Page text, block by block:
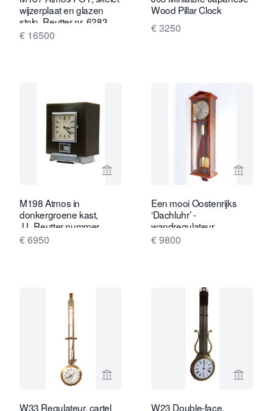
wijzerplaat en glazen
stolp, Reutter nr. 6283,
Frankrijk ca.1930.
€ 16500
Wood Pillar Clock
€ 3250
Bekijk verkoperspagina van Van Brug
M198 Atmos in
donkergroene kast,
J.L.Reutter nummer
5013
€ 6950
Bekijk
Een mooi Oostenrijks
‘Dachluhr’ -
wandregulateur,
mahoniehout gefineerd,
€ 9800
Bekijk verkoperspagina van Van Brug
W33 Regulateur, cartel
Bekijk
W23 Double-face,